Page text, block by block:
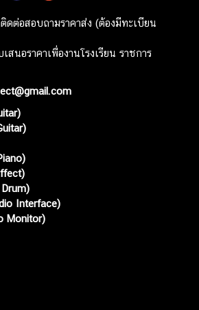
ดต่อสอบถามราคาส่ง (ต้องมีทะเบียน
สนอราคาเพื่องานโรงเรียน ราชการ
Interface)
Monitor)